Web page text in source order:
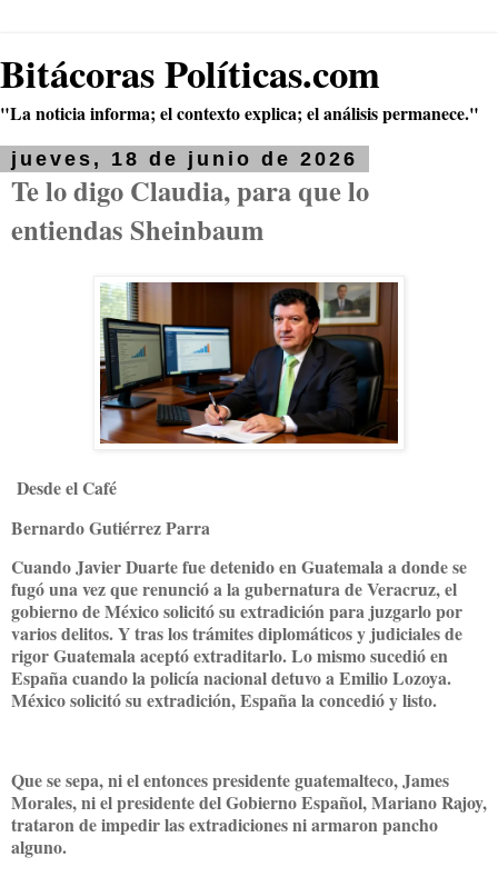
Bitácoras Políticas.com
"La noticia informa; el contexto explica; el análisis permanece."
jueves, 18 de junio de 2026
Te lo digo Claudia, para que lo
entiendas Sheinbaum
Desde el Café
Bernardo Gutiérrez Parra
Cuando Javier Duarte fue detenido en Guatemala a donde se
fugó una vez que renunció a la gubernatura de Veracruz, el
gobierno de México solicitó su extradición para juzgarlo por
varios delitos. Y tras los trámites diplomáticos y judiciales de
rigor Guatemala aceptó extraditarlo. Lo mismo sucedió en
España cuando la policía nacional detuvo a Emilio Lozoya.
México solicitó su extradición, España la concedió y listo.
Que se sepa, ni el entonces presidente guatemalteco, James
Morales, ni el presidente del Gobierno Español, Mariano Rajoy,
trataron de impedir las extradiciones ni armaron pancho
alguno.